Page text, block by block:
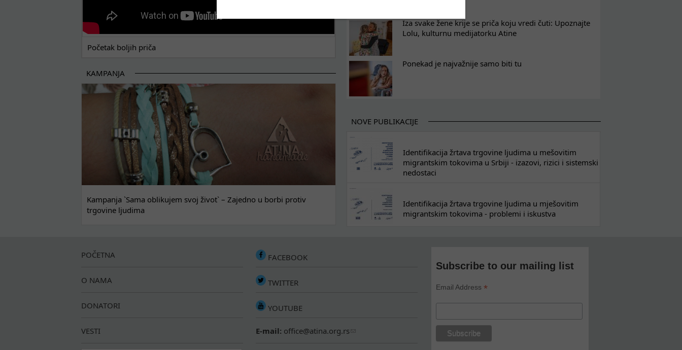
Početak boljih priča
KAMPANJA
Kampanja `Sama oblikujem svoj život` – Zajedno u borbi protiv
trgovine ljudima
Iza svake žene krije se priča koju vredi čuti: Upoznajte
Lolu, kulturnu medijatorku Atine
Ponekad je najvažnije samo biti tu
NOVE PUBLIKACIJE
Identifikacija žrtava trgovine ljudima u mešovitim
migrantskim tokovima u Srbiji - izazovi, rizici i sistemski
nedostaci
Identifikacija žrtava trgovine ljudima u mješovitim
migrantskim tokovima - problemi i iskustva
POČETNA
O NAMA
DONATORI
VESTI
FACEBOOK
TWITTER
YOUTUBE
E-mail: office@atina.org.rs
Subscribe to our mailing list
Email Address*